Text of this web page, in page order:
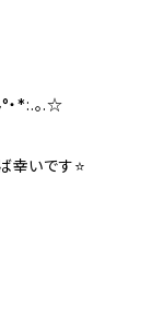
・*:.。.☆
幸いです⭐️